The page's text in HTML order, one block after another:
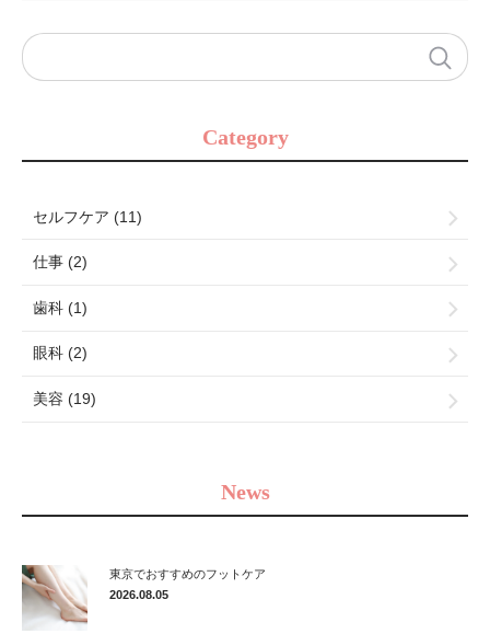
Category
セルフケア (11)
仕事 (2)
歯科 (1)
眼科 (2)
美容 (19)
News
東京でおすすめのフットケア
2026.08.05